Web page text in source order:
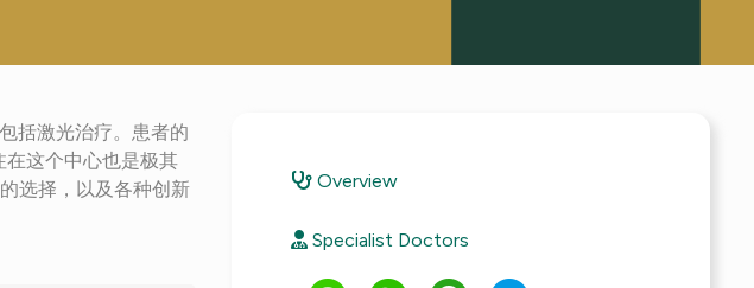
括激光治疗。患者的
这个中心也是极其
选择，以及各种创新
Overview
Specialist Doctors